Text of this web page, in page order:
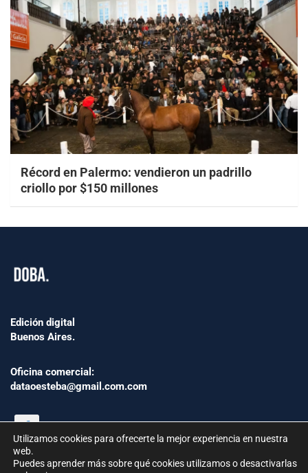
Récord en Palermo: vendieron un padrillo
criollo por $150 millones
Edición digital
Buenos Aires.
Oficina comercial:
dataoesteba@gmail.com.com
Utilizamos cookies para ofrecerte la mejor experiencia en nuestra
web.
Puedes aprender más sobre qué cookies utilizamos o desactivarlas